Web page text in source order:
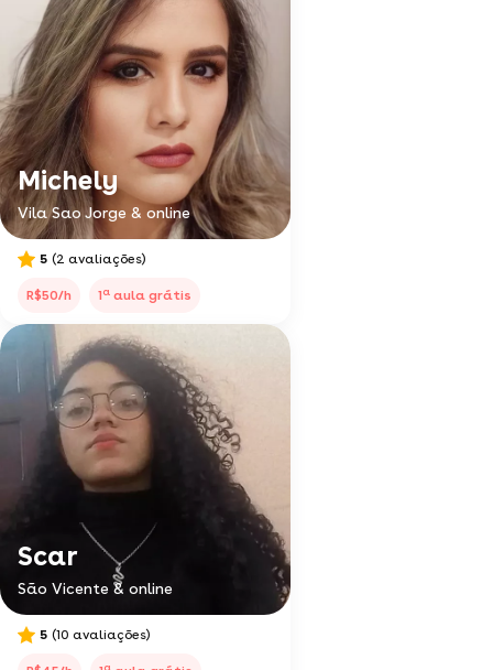
Michely
Vila Sao Jorge & online
5 (2 avaliações)
R$50/h 1a aula grátis
Scar
São Vicente & online
5 (10 avaliações)
a